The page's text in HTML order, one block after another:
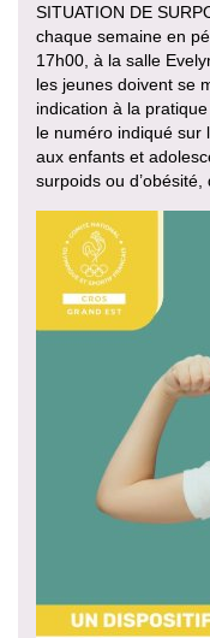
SITUATION DE
chaque semaine en
17h00, à la salle
les jeunes doivent se
indication à la
le numéro indiqué sur
aux enfants et
surpoids ou